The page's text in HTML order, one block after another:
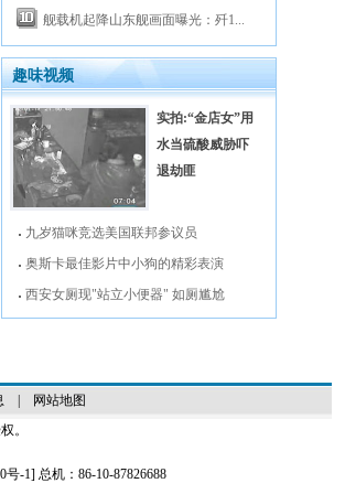
舰载机起降山东舰画面曝光：歼1...
趣味视频
实拍:“金店女”用
水当硫酸威胁吓
退劫匪
九岁猫咪竞选美国联邦参议员
奥斯卡最佳影片中小狗的精彩表演
西安女厕现"站立小便器" 如厕尴尬
网站地图
。
号-1] 总机：86-10-87826688